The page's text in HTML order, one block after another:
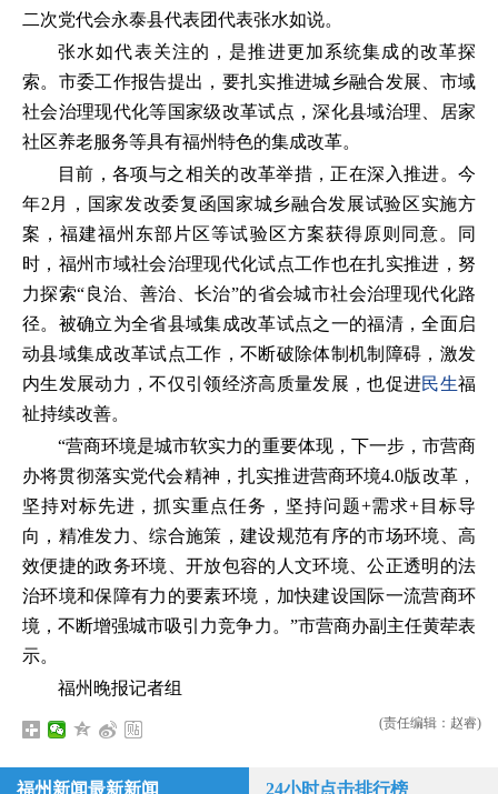
二次党代会永泰县代表团代表张水如说。
张水如代表关注的，是推进更加系统集成的改革探
索。市委工作报告提出，要扎实推进城乡融合发展、市域
社会治理现代化等国家级改革试点，深化县域治理、居家
社区养老服务等具有福州特色的集成改革。
目前，各项与之相关的改革举措，正在深入推进。今
年2月，国家发改委复函国家城乡融合发展试验区实施方
案，福建福州东部片区等试验区方案获得原则同意。同
时，福州市域社会治理现代化试点工作也在扎实推进，努
力探索“良治、善治、长治”的省会城市社会治理现代化路
径。被确立为全省县域集成改革试点之一的福清，全面启
动县域集成改革试点工作，不断破除体制机制障碍，激发
内生发展动力，不仅引领经济高质量发展，也促进民生福
祉持续改善。
“营商环境是城市软实力的重要体现，下一步，市营商
办将贯彻落实党代会精神，扎实推进营商环境4.0版改革，
坚持对标先进，抓实重点任务，坚持问题+需求+目标导
向，精准发力、综合施策，建设规范有序的市场环境、高
效便捷的政务环境、开放包容的人文环境、公正透明的法
治环境和保障有力的要素环境，加快建设国际一流营商环
境，不断增强城市吸引力竞争力。”市营商办副主任黄荦表
示。
福州晚报记者组
(责任编辑：赵睿)
福州新闻最新新闻 24小时点击排行榜